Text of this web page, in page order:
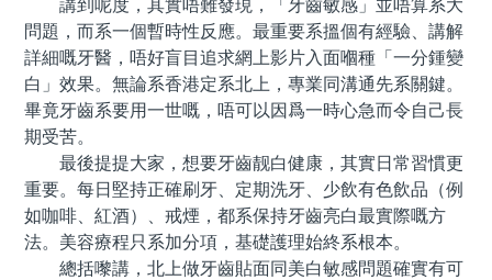
講到呢度，其實唔難發現，「牙齒敏感」並唔算系大
問題，而系一個暫時性反應。最重要系搵個有經驗、講解
詳細嘅牙醫，唔好盲目追求網上影片入面嗰種「一分鍾變
白」效果。無論系香港定系北上，專業同溝通先系關鍵。
畢竟牙齒系要用一世嘅，唔可以因爲一時心急而令自己長
期受苦。
最後提提大家，想要牙齒靓白健康，其實日常習慣更
重要。每日堅持正確刷牙、定期洗牙、少飲有色飲品（例
如咖啡、紅酒）、戒煙，都系保持牙齒亮白最實際嘅方
法。美容療程只系加分項，基礎護理始終系根本。
總括嚟講，北上做牙齒貼面同美白敏感問題確實有可